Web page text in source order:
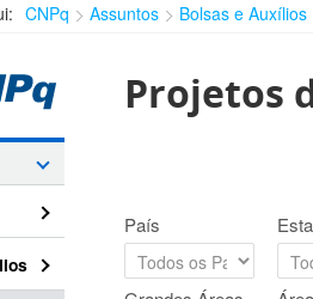
CNPq Assuntos Bolsas e Auxílios
Projetos
País